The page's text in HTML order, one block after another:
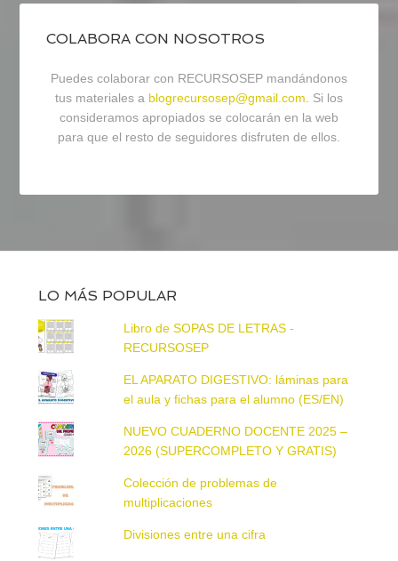
COLABORA CON NOSOTROS
Puedes colaborar con RECURSOSEP mandándonos
tus materiales a blogrecursosep@gmail.com. Si los
consideramos apropiados se colocarán en la web
para que el resto de seguidores disfruten de ellos.
LO MÁS POPULAR
Libro de SOPAS DE LETRAS -
RECURSOSEP
EL APARATO DIGESTIVO: láminas para
el aula y fichas para el alumno (ES/EN)
NUEVO CUADERNO DOCENTE 2025 –
2026 (SUPERCOMPLETO Y GRATIS)
Colección de problemas de
multiplicaciones
Divisiones entre una cifra